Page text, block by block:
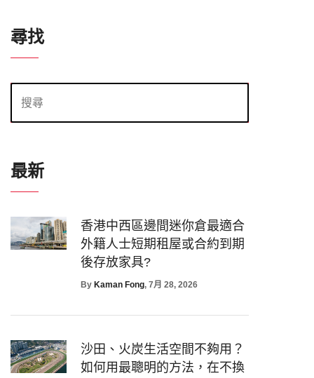
尋找
最新
香港中西區邊間迷你倉最適合
外籍人士短期租屋或合約到期
後存放家具?
By Kaman Fong, 7月 28, 2026
沙田、火炭生活空間不夠用？
如何用最聰明的方法，在不換